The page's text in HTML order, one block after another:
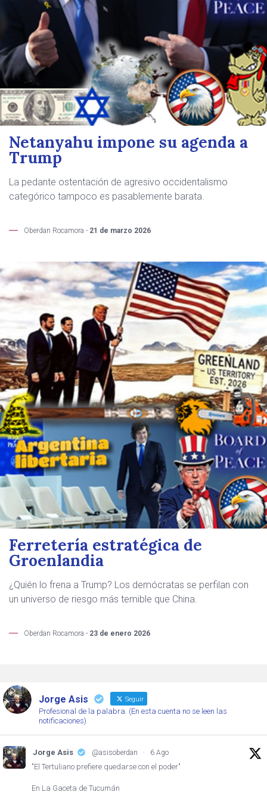
Netanyahu impone su agenda a
Trump
La pedante ostentación de agresivo occidentalismo
categórico tampoco es pasablemente barata.
Oberdan Rocamora - 21 de marzo 2026
Ferretería estratégica de
Groenlandia
¿Quién lo frena a Trump? Los demócratas se perfilan con
un universo de riesgo más temible que China.
Oberdan Rocamora - 23 de enero 2026
Jorge Asis Seguir
Profesional de la palabra. (En esta cuenta no se leen las
notificaciones)
Jorge Asis @asisoberdan · 6 Ago
"El Tertuliano prefiere quedarse con el poder"
En La Gaceta de Tucumán